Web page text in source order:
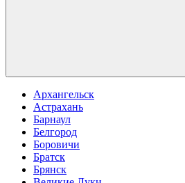
Архангельск
Астрахань
Барнаул
Белгород
Боровичи
Братск
Брянск